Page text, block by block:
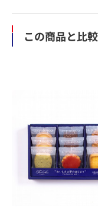
この商品と比